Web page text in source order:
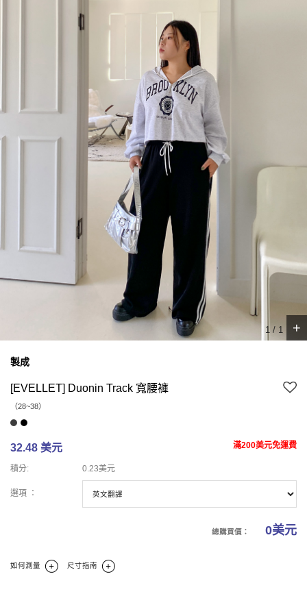
1 / 1 +
製成
[EVELLET] Duonin Track 寬腰褲
（28~38）
32.48 美元 滿200美元免運費
積分: 0.23美元
選項 ：
總購買價： 0美元
如何測量 尺寸指南